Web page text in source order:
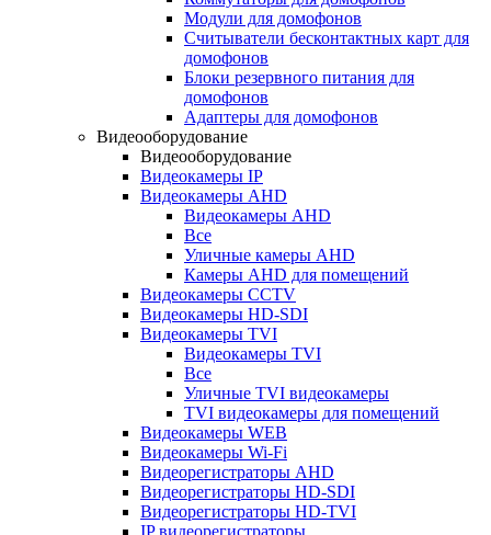
Модули для домофонов
Считыватели бесконтактных карт для
домофонов
Блоки резервного питания для
домофонов
Адаптеры для домофонов
Видеооборудование
Видеооборудование
Видеокамеры IP
Видеокамеры AHD
Видеокамеры AHD
Все
Уличные камеры AHD
Камеры AHD для помещений
Видеокамеры CCTV
Видеокамеры HD-SDI
Видеокамеры TVI
Видеокамеры TVI
Все
Уличные TVI видеокамеры
TVI видеокамеры для помещений
Видеокамеры WEB
Видеокамеры Wi-Fi
Видеорегистраторы AHD
Видеорегистраторы HD-SDI
Видеорегистраторы HD-TVI
IP видеорегистраторы